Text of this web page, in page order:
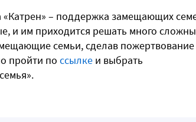
«Катрен» – поддержка замещающих
и им приходится решать много
семьи, сделав пожертвование
пройти по ссылке и выбрать